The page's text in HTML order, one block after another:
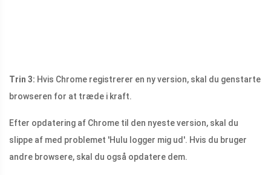
Trin 3: Hvis Chrome registrerer en ny version, skal du genstarte
browseren for at træde i kraft.
Efter opdatering af Chrome til den nyeste version, skal du
slippe af med problemet 'Hulu logger mig ud'. Hvis du bruger
andre browsere, skal du også opdatere dem.